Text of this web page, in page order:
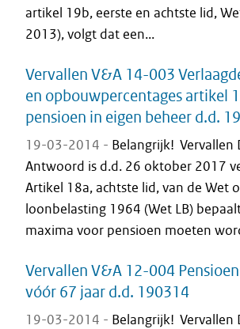
artikel 19b, eerste en achtste lid,
2013), volgt dat een...
Vervallen V&A 14-003
en opbouwpercentages artikel
pensioen in eigen beheer d.d.
19-03-2014 - Belangrijk! Vervallen
Antwoord is d.d. 26 oktober 2017
Artikel 18a, achtste lid, van de Wet
loonbelasting 1964 (Wet LB)
maxima voor pensioen moeten
Vervallen V&A 12-004
vóór 67 jaar d.d. 190314
19-03-2014 - Belangrijk! Vervallen